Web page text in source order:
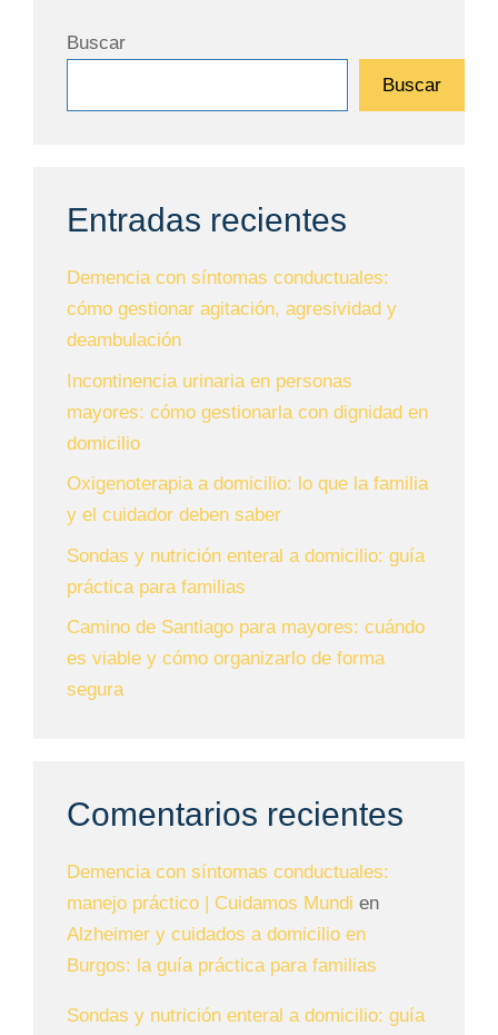
Buscar
Buscar
Entradas recientes
Demencia con síntomas conductuales:
cómo gestionar agitación, agresividad y
deambulación
Incontinencia urinaria en personas
mayores: cómo gestionarla con dignidad en
domicilio
Oxigenoterapia a domicilio: lo que la familia
y el cuidador deben saber
Sondas y nutrición enteral a domicilio: guía
práctica para familias
Camino de Santiago para mayores: cuándo
es viable y cómo organizarlo de forma
segura
Comentarios recientes
Demencia con síntomas conductuales:
manejo práctico | Cuidamos Mundi en
Alzheimer y cuidados a domicilio en
Burgos: la guía práctica para familias
Sondas y nutrición enteral a domicilio: guía